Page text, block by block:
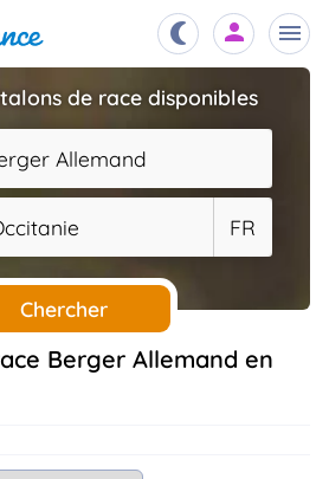
de race disponibles
Allemand
FR
Chercher